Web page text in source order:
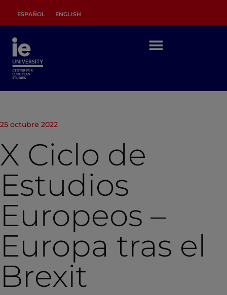
ESPAÑOL ENGLISH
25 octubre 2022
X Ciclo de
Estudios
Europeos –
Europa tras el
Brexit